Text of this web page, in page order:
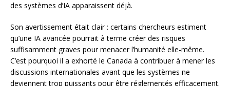
des systèmes d’IA apparaissent déjà.
Son avertissement était clair : certains chercheurs estiment
qu’une IA avancée pourrait à terme créer des risques
suffisamment graves pour menacer l’humanité elle-même.
C’est pourquoi il a exhorté le Canada à contribuer à mener les
discussions internationales avant que les systèmes ne
deviennent trop puissants pour être réglementés efficacement.